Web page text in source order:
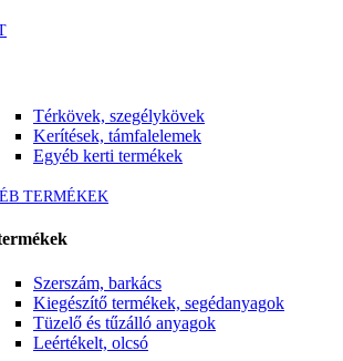
Térkövek, szegélykövek
Kerítések, támfalelemek
Egyéb kerti termékek
TERMÉKEK
Szerszám, barkács
Kiegészítő termékek, segédanyagok
Tüzelő és tűzálló anyagok
Leértékelt, olcsó